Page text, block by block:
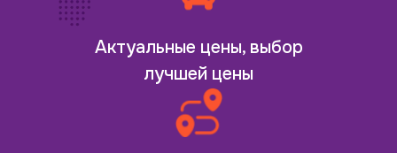
Актуальные цены, выбор
лучшей цены